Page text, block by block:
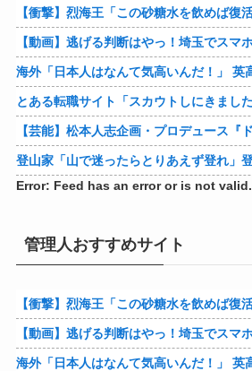
Error: Feed has an error or is not valid.
管理人おすすめサイト